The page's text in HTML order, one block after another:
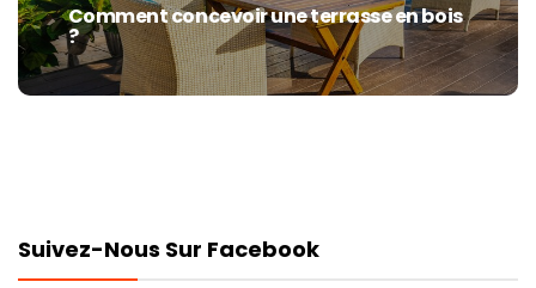
Next
post:
Comment concevoir une terrasse en bois
?
Suivez-Nous Sur Facebook